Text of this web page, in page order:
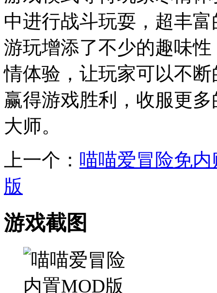
中进行战斗玩耍，超丰
游玩增添了不少的趣味
情体验，让玩家可以不
赢得游戏胜利，收服更
大师。
上一个： 喵喵爱冒险免内
版
游戏截图